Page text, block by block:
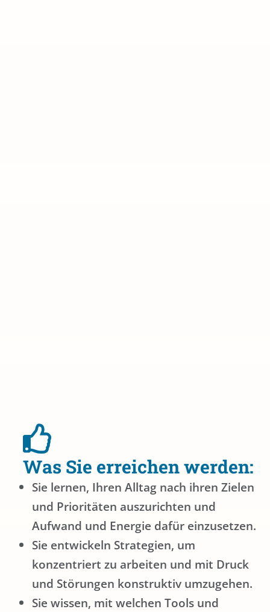
Was Sie erreichen werden:
Sie lernen, Ihren Alltag nach ihren Zielen
und Prioritäten auszurichten und
Aufwand und Energie dafür einzusetzen.
Sie entwickeln Strategien, um
konzentriert zu arbeiten und mit Druck
und Störungen konstruktiv umzugehen.
Sie wissen, mit welchen Tools und